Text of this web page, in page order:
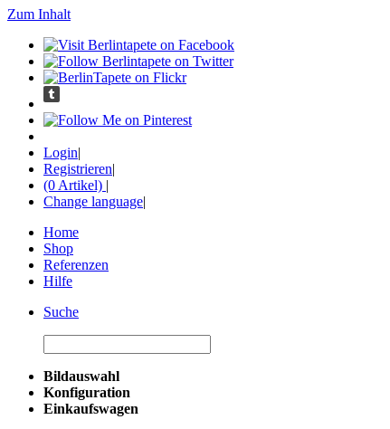
Zum Inhalt
Login|
Registrieren|
(0 Artikel) |
Change language|
Home
Shop
Referenzen
Hilfe
Suche
Bildauswahl
Konfiguration
Einkaufswagen